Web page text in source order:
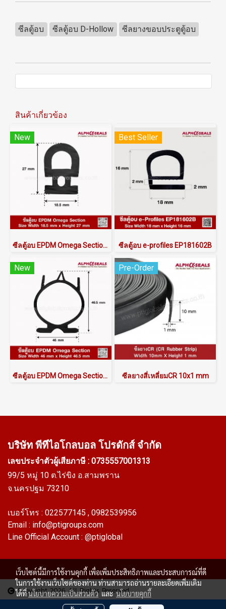
ซีลตู้อบ ซีลตู้อบ D-Hollow ซีลยางขอบประตูตู้อบ
สินค้าเกี่ยวข้อง
New
ซีลตู้อบ EPDM Omega Section 18.5x27mm
Best Seller
ซีลตู้อบ e-profiles EP181602B
New
ซีลตู้อบ EPDM Omega Section 46x46.5mm
Pre-Order
ซีลยางสี่เหลี่ยมCR 10x1 mm
บริษัท พีทีไอโกลบอล โปรดักส์ จำกัด
เลขประจำตัวผู้เสียภาษี : 0735557001313
99/5 หมู่ 10 ต.ไร่ขิง อ.สามพราน
จ.นครปฐม 73210
เบอร์โทร : 022577145 , 0982539956
Email : info@ptigroups.com
Line Official Account : @ptiglobal
Copyright 2026 All Rights Reserved
เว็บไซต์นี้มีการใช้งานคุกกี้ เพื่อเพิ่มประสิทธิภาพและประสบการณ์ที่ดี
ในการใช้งานเว็บไซต์ของท่าน ท่านสามารถอ่านรายละเอียดเพิ่มเติม
ได้ที่นโยบายความเป็นส่วนตัวและนโยบายคุกกี้